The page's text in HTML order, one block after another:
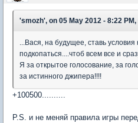
'smozh', on 05 May 2012 - 8:22 PM,
...Вася, на будущее, ставь
подкопаться....чтоб всем все и
Я за открытое голосование, за
за истинного джипера!!!!
+100500..........
P.S. и не меняй правила игры